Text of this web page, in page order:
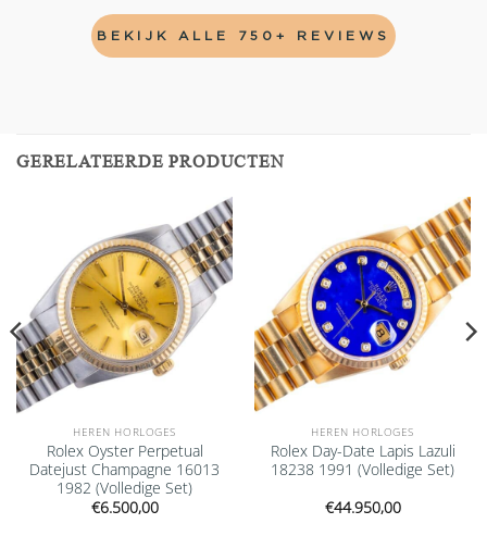
BEKIJK ALLE 750+ REVIEWS
GERELATEERDE PRODUCTEN
Add to
wishlist
HEREN HORLOGES
Rolex Oyster Perpetual
Datejust Champagne 16013
1982 (Volledige Set)
€6.500,00
Add to
wishlist
HEREN HORLOGES
Rolex Day-Date Lapis Lazuli
18238 1991 (Volledige Set)
€44.950,00